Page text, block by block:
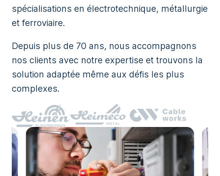
spécialisations en électrotechnique, métallurgie
et ferroviaire.
Depuis plus de 70 ans, nous accompagnons
nos clients avec notre expertise et trouvons la
solution adaptée même aux défis les plus
complexes.